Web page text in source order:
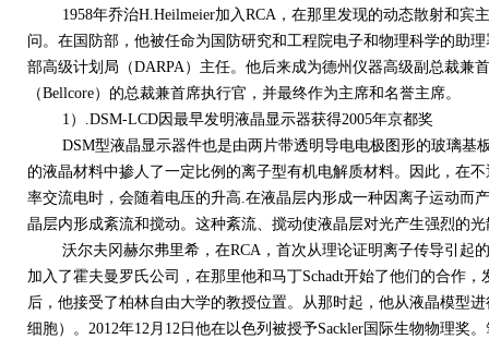
1958年乔治H.Heilmeier加入RCA，在那里发现的动态散射和宾
问。在国防部，他被任命为国防研究和工程院电子和物理科学的助
部高级计划局（DARPA）主任。他后来成为德州仪器高级副总裁兼
（Bellcore）的总裁兼首席执行官，并最终作为主席和名誉主席。
1）.DSM-LCD因最早发明液晶显示器获得2005年京都奖
DSM型液晶显示器件也是由两片带透明导电电极图形的玻璃基
的液晶材料中掺人了一定比例的离子型有机电解质材料。因此，在
率交流电时，会随着电压的升高.在液晶层内形成一种因离子运动而
晶层内形成紊流和搅动。这种紊流、搅动使液晶层对光产生强烈的
沃尔夫冈赫尔弗里希，在RCA，首次从理论证明离子传导引起的
加入了霍夫曼罗氏公司，在那里他和马丁Schadt开始了他们的合作
后，他接受了柏林自由大学的教授位置。从那时起，他从液晶模型
细胞）。2012年12月12日他在以色列被授予Sackler国际生物物理奖